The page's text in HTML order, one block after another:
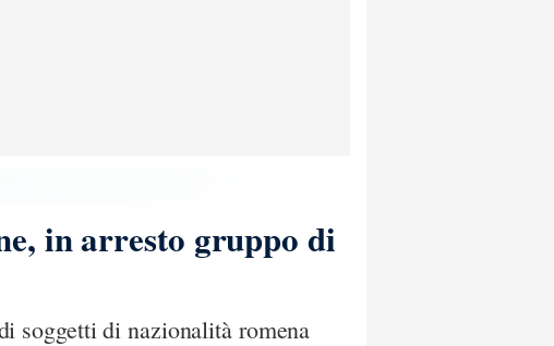
in arresto gruppo di
soggetti di nazionalità romena